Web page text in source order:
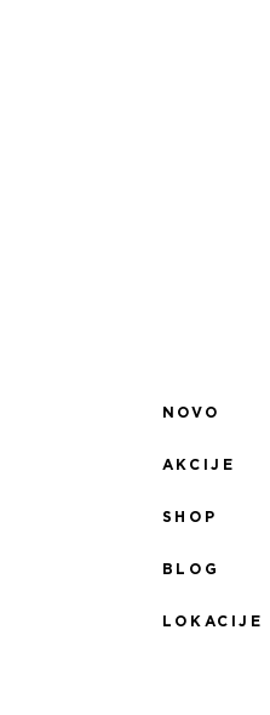
NOVO
AKCIJE
SHOP
BLOG
LOKACIJE